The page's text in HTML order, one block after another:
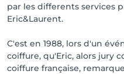
par les differents services
Eric&Laurent.
C'est en 1988, lors d'un
coiffure, qu'Eric, alors jury
coiffure française,